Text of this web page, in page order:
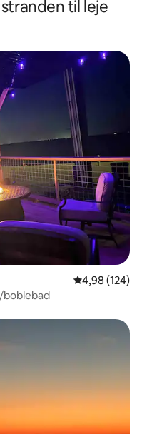
til leje
4,98 ud af 5 i
4,98 (124)
boblebad